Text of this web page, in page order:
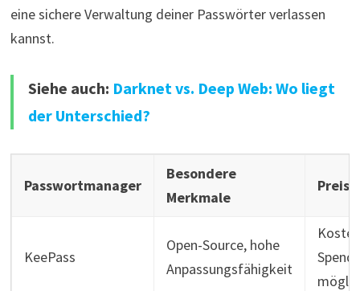
eine sichere Verwaltung deiner Passwörter verlassen
kannst.
Siehe auch: Darknet vs. Deep Web: Wo liegt
der Unterschied?
Passwortmanager
Besondere
Merkmale
KeePass
Open-Source, hohe
Anpassungsfähigkeit